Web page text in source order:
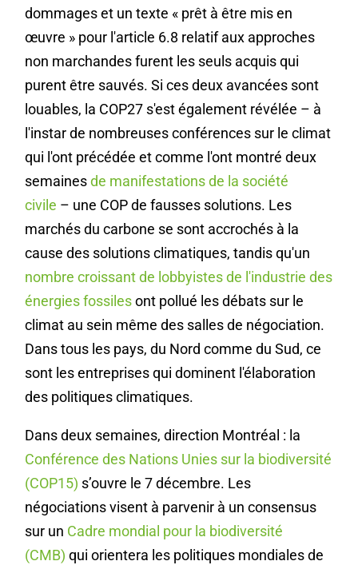
dommages et un texte « prêt à être mis en
œuvre » pour l'article 6.8 relatif aux approches
non marchandes furent les seuls acquis qui
purent être sauvés. Si ces deux avancées sont
louables, la COP27 s'est également révélée – à
l'instar de nombreuses conférences sur le climat
qui l'ont précédée et comme l'ont montré deux
semainesde manifestations de la société
civile – une COP de fausses solutions. Les
marchés du carbone se sont accrochés à la
cause des solutions climatiques, tandis qu'un
nombre croissant de lobbyistes de l'industrie des
énergies fossilesont pollué les débats sur le
climat au sein même des salles de négociation.
Dans tous les pays, du Nord comme du Sud, ce
sont les entreprises qui dominent l'élaboration
des politiques climatiques.
Dans deux semaines, direction Montréal : la
Conférence des Nations Unies sur la biodiversité
(COP15) s’ouvre le 7 décembre. Les
négociations visent à parvenir à un consensus
sur un Cadre mondial pour la biodiversité
(CMB) qui orientera les politiques mondiales de